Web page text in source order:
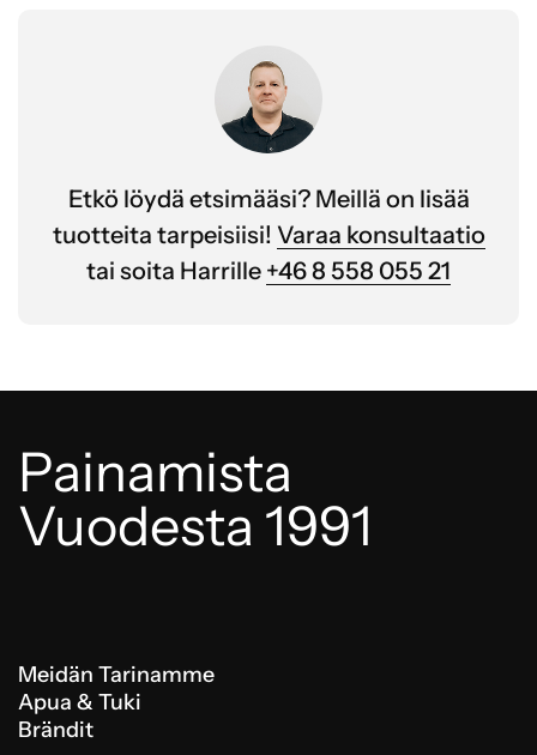
Etkö löydä etsimääsi? Meillä on lisää
tuotteita tarpeisiisi! Varaa konsultaatio
tai soita Harrille +46 8 558 055 21
Painamista
Vuodesta 1991
Meidän Tarinamme
Apua & Tuki
Brändit